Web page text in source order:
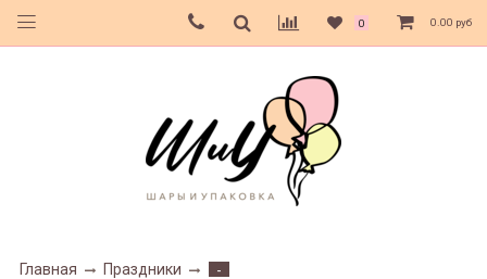
0 0.00 руб
Главная Праздники
-